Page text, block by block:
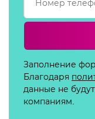
Заполнение
Благодаря
данные не
компаниям.